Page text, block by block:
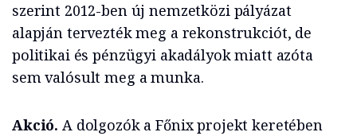
szerint 2012-ben új nemzetközi pályázat
alapján tervezték meg a rekonstrukciót, de
politikai és pénzügyi akadályok miatt azóta
sem valósult meg a munka.
Akció. A dolgozók a Főnix projekt keretében